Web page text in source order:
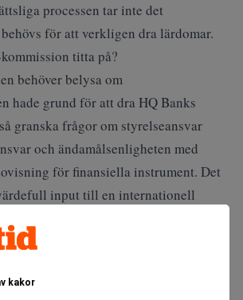
kakor
processen tar inte det
för att verkligen dra lärdomar.
titta på?
behöver belysa om
hade grund för att dra HQ Banks
granska frågor om styrelseansvar
och ändamålsenligheten med
för finansiella instrument. Det
input till en internationell
redovisning.
till Finansinspektionens beslut,
början att dra HQ:s banktillstånd och